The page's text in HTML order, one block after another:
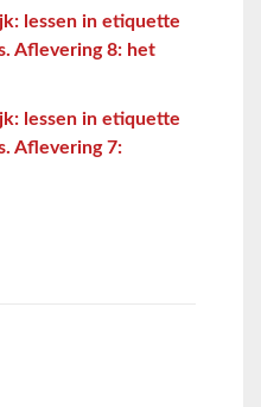
lessen in etiquette
Aflevering 8: het
lessen in etiquette
Aflevering 7: